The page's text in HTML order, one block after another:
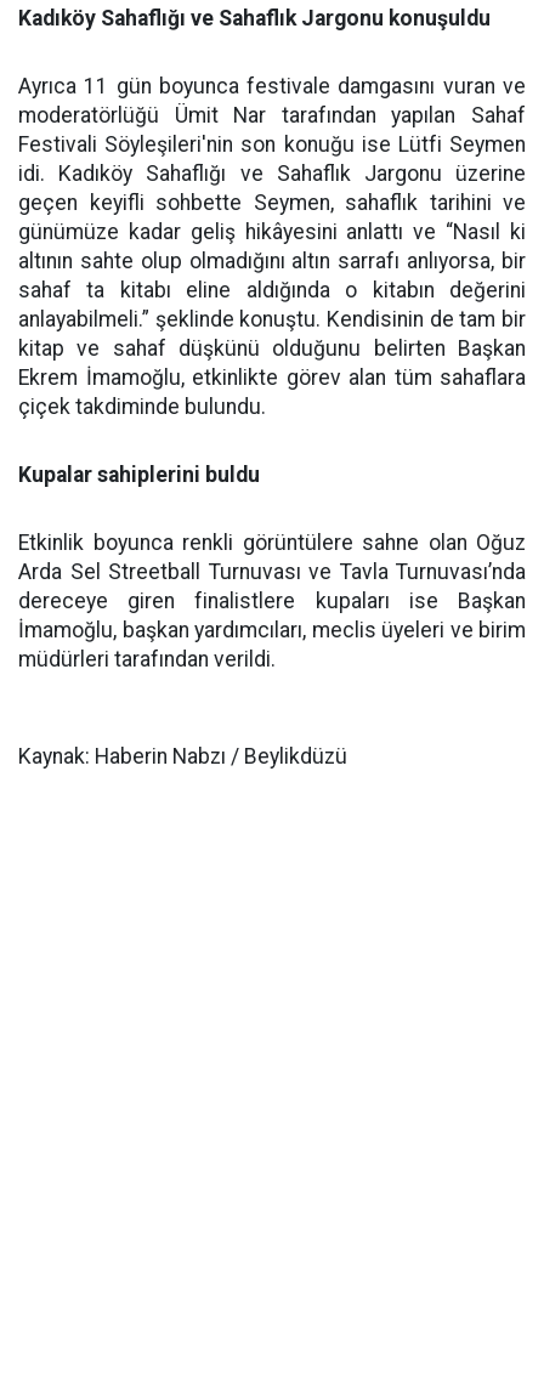
Kadıköy Sahaflığı ve Sahaflık Jargonu konuşuldu
Ayrıca 11 gün boyunca festivale damgasını vuran ve
moderatörlüğü Ümit Nar tarafından yapılan Sahaf
Festivali Söyleşileri'nin son konuğu ise Lütfi Seymen
idi. Kadıköy Sahaflığı ve Sahaflık Jargonu üzerine
geçen keyifli sohbette Seymen, sahaflık tarihini ve
günümüze kadar geliş hikâyesini anlattı ve “Nasıl ki
altının sahte olup olmadığını altın sarrafı anlıyorsa, bir
sahaf ta kitabı eline aldığında o kitabın değerini
anlayabilmeli.” şeklinde konuştu. Kendisinin de tam bir
kitap ve sahaf düşkünü olduğunu belirten Başkan
Ekrem İmamoğlu, etkinlikte görev alan tüm sahaflara
çiçek takdiminde bulundu.
Kupalar sahiplerini buldu
Etkinlik boyunca renkli görüntülere sahne olan Oğuz
Arda Sel Streetball Turnuvası ve Tavla Turnuvası’nda
dereceye giren finalistlere kupaları ise Başkan
İmamoğlu, başkan yardımcıları, meclis üyeleri ve birim
müdürleri tarafından verildi.
Kaynak: Haberin Nabzı / Beylikdüzü